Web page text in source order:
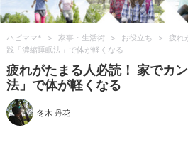
ハピママ* > 家事・生活術 > お役立ち >
疲れ
践「濃縮睡眠法」で体が軽くなる
疲れがたまる人必読！ 家でカ
法」で体が軽くなる
冬木 丹花